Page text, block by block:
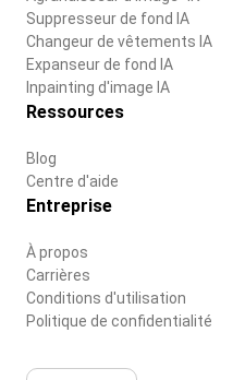
Suppresseur de fond IA
Changeur de vêtements IA
Expanseur de fond IA
Inpainting d'image IA
Ressources
Blog
Centre d'aide
Entreprise
À propos
Carrières
Conditions d'utilisation
Politique de confidentialité